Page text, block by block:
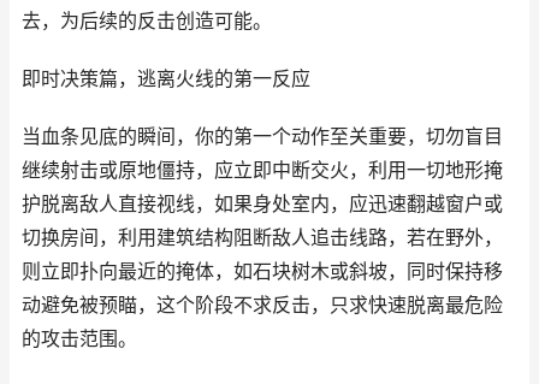
去，为后续的反击创造可能。
即时决策篇，逃离火线的第一反应
当血条见底的瞬间，你的第一个动作至关重要，切勿盲目
继续射击或原地僵持，应立即中断交火，利用一切地形掩
护脱离敌人直接视线，如果身处室内，应迅速翻越窗户或
切换房间，利用建筑结构阻断敌人追击线路，若在野外，
则立即扑向最近的掩体，如石块树木或斜坡，同时保持移
动避免被预瞄，这个阶段不求反击，只求快速脱离最危险
的攻击范围。